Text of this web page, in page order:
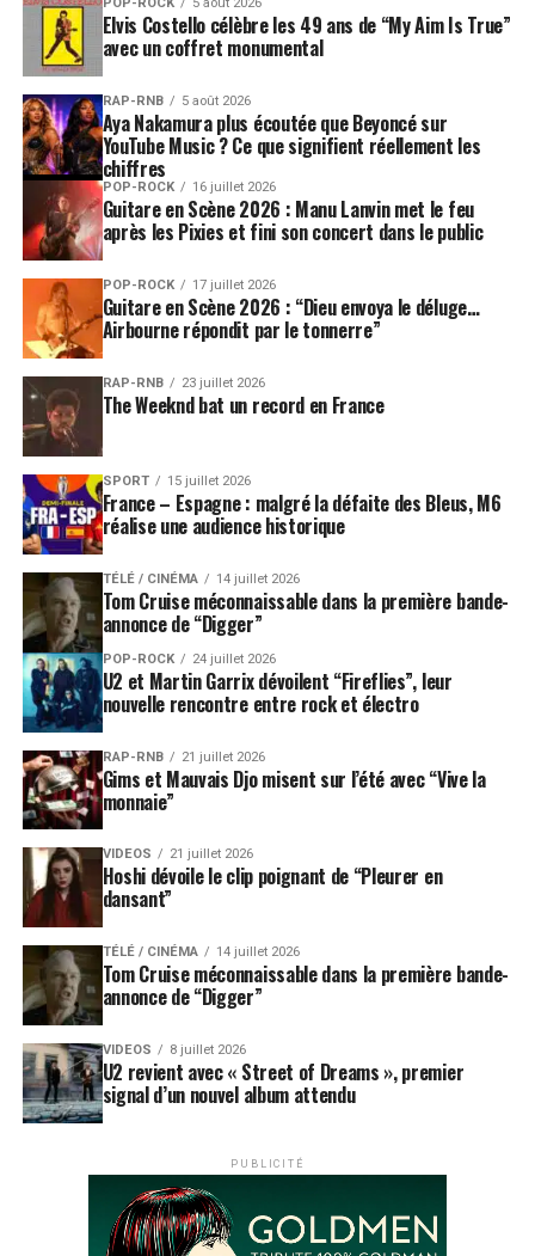
Elvis Costello célèbre les 49 ans de “My Aim Is True”
avec un coffret monumental
RAP-RNB 5 août 2026
Aya Nakamura plus écoutée que Beyoncé sur
YouTube Music ? Ce que signifient réellement les
chiffres
POP-ROCK 16 juillet 2026
Guitare en Scène 2026 : Manu Lanvin met le feu
après les Pixies et fini son concert dans le public
POP-ROCK 17 juillet 2026
Guitare en Scène 2026 : “Dieu envoya le déluge…
Airbourne répondit par le tonnerre”
RAP-RNB 23 juillet 2026
The Weeknd bat un record en France
SPORT 15 juillet 2026
France – Espagne : malgré la défaite des Bleus, M6
réalise une audience historique
TÉLÉ / CINÉMA 14 juillet 2026
Tom Cruise méconnaissable dans la première bande-
annonce de “Digger”
POP-ROCK 24 juillet 2026
U2 et Martin Garrix dévoilent “Fireflies”, leur
nouvelle rencontre entre rock et électro
RAP-RNB 21 juillet 2026
Gims et Mauvais Djo misent sur l’été avec “Vive la
monnaie”
VIDEOS 21 juillet 2026
Hoshi dévoile le clip poignant de “Pleurer en
dansant”
TÉLÉ / CINÉMA 14 juillet 2026
Tom Cruise méconnaissable dans la première bande-
annonce de “Digger”
VIDEOS 8 juillet 2026
U2 revient avec « Street of Dreams », premier
signal d’un nouvel album attendu
PUBLICITÉ